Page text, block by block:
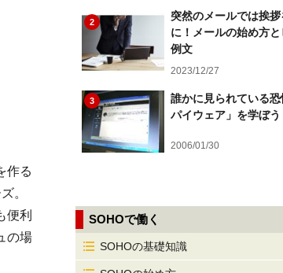
作る
。
便利
の場
2
突然のメールでは挨
に！メールの始め方
例文
2023/12/27
3
誰かに見られている恐
パイウェア」を学ぼう
2006/01/30
SOHOで働く
SOHOの基礎知識